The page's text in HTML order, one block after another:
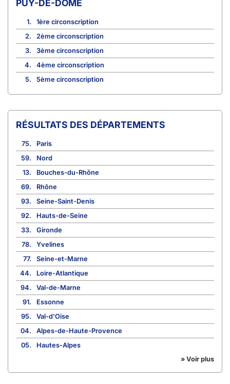
PUY-DE-DÔME
1.
1ère circonscription
2.
2ème circonscription
3.
3ème circonscription
4.
4ème circonscription
5.
5ème circonscription
RÉSULTATS DES DÉPARTEMENTS
75.
Paris
59.
Nord
13.
Bouches-du-Rhône
69.
Rhône
93.
Seine-Saint-Denis
92.
Hauts-de-Seine
33.
Gironde
78.
Yvelines
77.
Seine-et-Marne
44.
Loire-Atlantique
94.
Val-de-Marne
91.
Essonne
95.
Val-d'Oise
04.
Alpes-de-Haute-Provence
05.
Hautes-Alpes
» Voir plus